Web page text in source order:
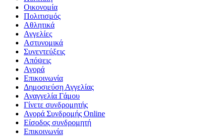
Οικονομία
Πολιτισμός
Αθλητικά
Αγγελίες
Αστυνομικά
Συνεντεύξεις
Απόψεις
Αγορά
Επικοινωνία
Δημοσιεύση Αγγελίας
Αναγγελία Γάμου
Γίνετε συνδρομητής
Αγορά Συνδρομής Online
Είσοδος συνδρομητή
Επικοινωνία